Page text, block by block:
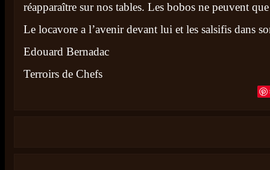
réapparaître sur nos tables. Les bobos ne peuvent
Le locavore a l’avenir devant lui et les salsifis dans
Edouard Bernadac
Terroirs de Chefs